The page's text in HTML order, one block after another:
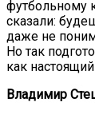
футбольному
сказали:
даже не
Но так
как
Владимир